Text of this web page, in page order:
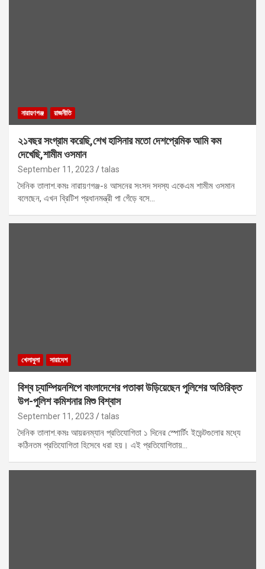
নারায়ণগঞ্জ রাজনীতি
২১বছর সংগ্রাম করেছি,শেখ হাসিনার মতো দেশপ্রেমিক আমি কম
দেখেছি,শামীম ওসমান
September 11, 2023 talas
দৈনিক তালাশ.কমঃ নারায়ণগঞ্জ-৪ আসনের সংসদ সদস্য একেএম শামীম ওসমান
বলেছেন, এখন ব্রিটিশ প্রধানমন্ত্রী পা গেঁড়ে বসে…
খেলাধুলা সারাদেশ
বিশ্ব চ্যাম্পিয়নশিপে বাংলাদেশের পতাকা উড়িয়েছেন পুলিশের অতিরিক্ত
উপ-পুলিশ কমিশনার মিশু বিশ্বাস
September 11, 2023 talas
দৈনিক তালাশ.কমঃ আয়রনম্যান প্রতিযোগিতা ১ দিনের স্পোর্টিং ইভেন্টগুলোর মধ্যে
কঠিনতম প্রতিযোগিতা হিসেবে ধরা হয়। এই প্রতিযোগিতায়…